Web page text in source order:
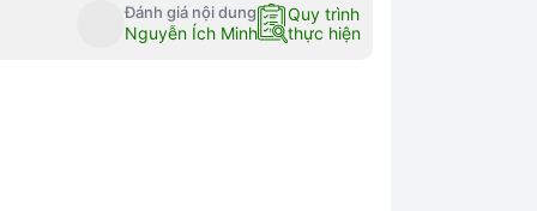
Đánh giá nội dung
Nguyễn Ích Minh
Quy trình
thực hiện